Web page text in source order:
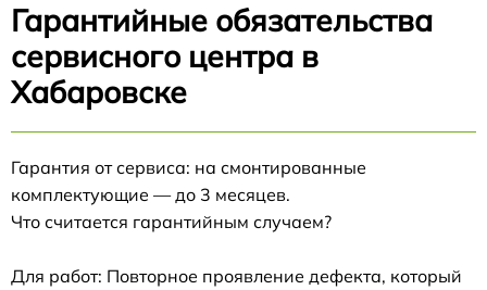
Гарантийные обязательства
сервисного центра в
Хабаровске
Гарантия от сервиса: на смонтированные
комплектующие — до 3 месяцев.
Что считается гарантийным случаем?
Для работ: Повторное проявление дефекта, который